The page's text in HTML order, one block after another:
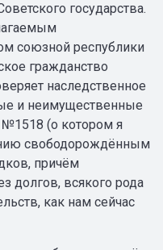
государства.
союзной республики
гражданство
наследственное
и неимущественные
(о котором я
свободорождённым
причём
долгов, всякого рода
как нам сейчас